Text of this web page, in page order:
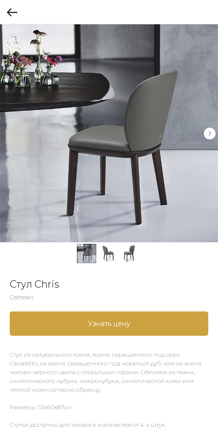
Стул Chris
Cattelan
Узнать цену
Стул из натурального ясеня, ясеня, окрашенного под орех
Canaletto, из ясеня, окрашенного под мореный дуб, или из ясеня
матово-черного цвета с открытыми порами. Обложка из ткани,
синтетического нубука, микронубука, синтетической кожи или
мягкой кожи согласно образцу.
Размеры: 53x60x87см
Стулья доступны для заказа в количестве от 4-х штук.